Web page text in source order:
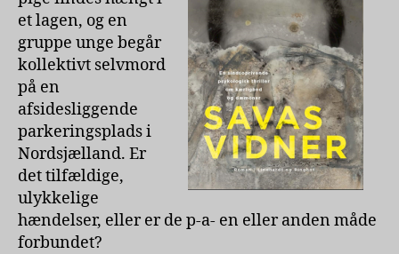
et lagen, og en
gruppe unge begår
kollektivt selvmord
på en
afsidesliggende
parkeringsplads i
Nordsjælland. Er
det tilfældige,
ulykkelige
hændelser, eller er de p-a- en eller anden måde
forbundet?